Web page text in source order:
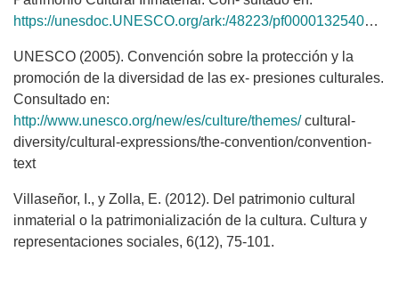
https://unesdoc.UNESCO.org/ark:/48223/pf0000132540_spa.locale=es
UNESCO (2005). Convención sobre la protección y la
promoción de la diversidad de las ex- presiones culturales.
Consultado en:
http://www.unesco.org/new/es/culture/themes/cultural-
diversity/cultural-expressions/the-convention/convention-
text
Villaseñor, I., y Zolla, E. (2012). Del patrimonio cultural
inmaterial o la patrimonialización de la cultura. Cultura y
representaciones sociales, 6(12), 75-101.